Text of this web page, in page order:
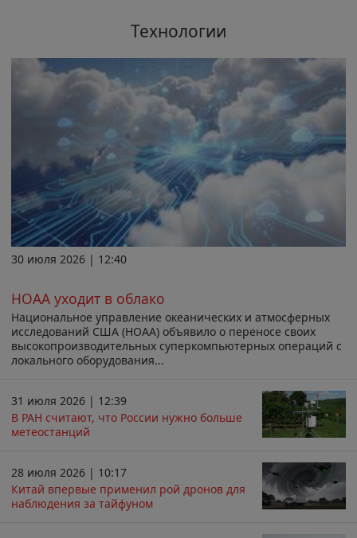
Технологии
30 июля 2026 | 12:40
НОАА уходит в облако
Национальное управление океанических и атмосферных
исследований США (НОАА) объявило о переносе своих
высокопроизводительных суперкомпьютерных операций с
локального оборудования...
31 июля 2026 | 12:39
В РАН считают, что России нужно больше
метеостанций
28 июля 2026 | 10:17
Китай впервые применил рой дронов для
наблюдения за тайфуном